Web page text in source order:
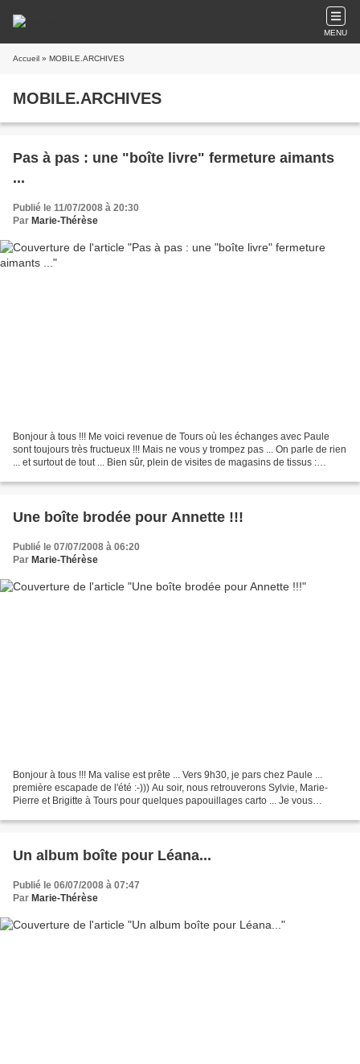
MENU
Accueil » MOBILE.ARCHIVES
MOBILE.ARCHIVES
Pas à pas : une "boîte livre" fermeture aimants
...
Publié le 11/07/2008 à 20:30
Par Marie-Thérèse
Bonjour à tous !!! Me voici revenue de Tours où les échanges avec Paule
sont toujours très fructueux !!! Mais ne vous y trompez pas ... On parle de rien
... et surtout de tout ... Bien sûr, plein de visites de magasins de tissus :
Une boîte brodée pour Annette !!!
Publié le 07/07/2008 à 06:20
Par Marie-Thérèse
Bonjour à tous !!! Ma valise est prête ... Vers 9h30, je pars chez Paule ...
première escapade de l'été :-))) Au soir, nous retrouverons Sylvie, Marie-
Pierre et Brigitte à Tours pour quelques papouillages carto ... Je vous
Un album boîte pour Léana...
Publié le 06/07/2008 à 07:47
Par Marie-Thérèse